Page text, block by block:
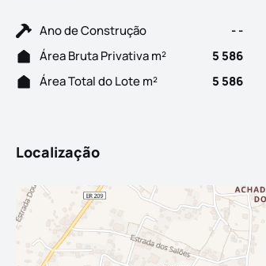
Ano de Construção - -
Área Bruta Privativa m²
5 586
Área Total do Lote m²
5 586
Localização